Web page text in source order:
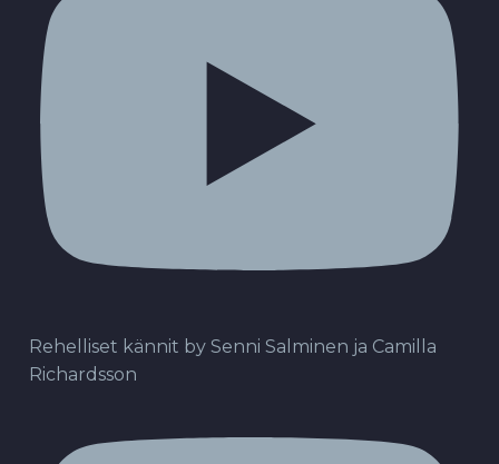
Rehelliset kännit by Senni Salminen ja Camilla
Richardsson